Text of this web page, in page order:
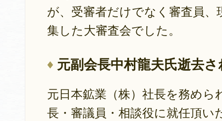
が、受審者だけでなく審査員
集した大審査会でした。
元副会長中村龍夫氏逝去
元日本鉱業（株）社長を務めら
長・審議員・相談役に就任頂い